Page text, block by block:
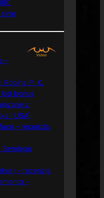
–
Robina P. K.
bonus
z
i USA)
– recenzja,
Berniego
– recenzja
–